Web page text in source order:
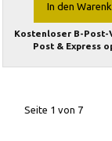
In den
Kostenloser B-Post-
Post & Express
Seite 1 von 7